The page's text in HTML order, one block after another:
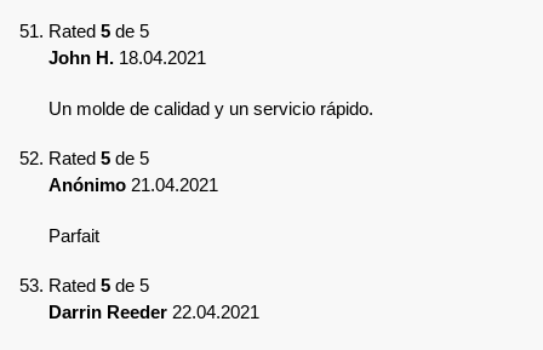
Rated 5 de 5
John H. 18.04.2021
Un molde de calidad y un servicio rápido.
Rated 5 de 5
Anónimo 21.04.2021
Parfait
Rated 5 de 5
Darrin Reeder 22.04.2021